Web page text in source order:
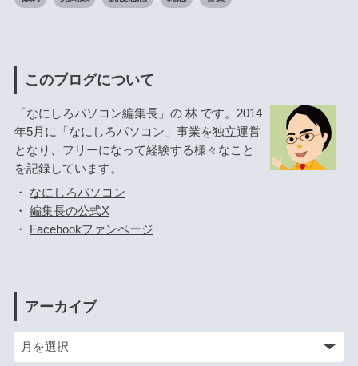
このブログについて
「なにしろパソコン編集長」の 林 です。2014
年5月に「なにしろパソコン」事業を独立運営
となり、フリーになって経験する様々なこと
を記録しています。
・ なにしろパソコン
・ 編集長の公式X
・
Facebookファンページ
アーカイブ